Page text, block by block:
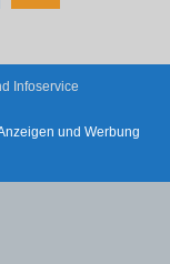
Infoservice
und Werbung